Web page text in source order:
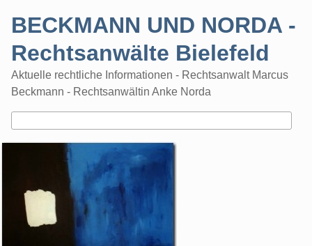
BECKMANN UND NORDA -
Rechtsanwälte Bielefeld
Aktuelle rechtliche Informationen - Rechtsanwalt Marcus
Beckmann - Rechtsanwältin Anke Norda